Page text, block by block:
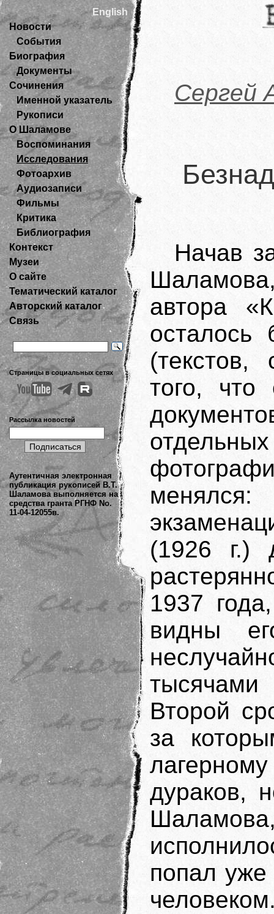
English
Новости
События
Биография
Документы
Сочинения
Именной указатель
Рукописи
О Шаламове
Воспоминания
Исследования
Фотоархив
Аудиозаписи
Фильмы
Критика
Библиография
Контекст
Музеи
О сайте
Тематический каталог
Авторский каталог
Связь
Страницы в социальных сетях
Рассылка новостей
Аутентичная электронная
публикация рукописей В.Т.
Шаламова выполняется на
средства гранта РГНФ No.
11-04-12055в.
Сергей
Начав
автора
осталось
того, что
(1926 г.)
1937
видны
Второй
за
дураков,
попал